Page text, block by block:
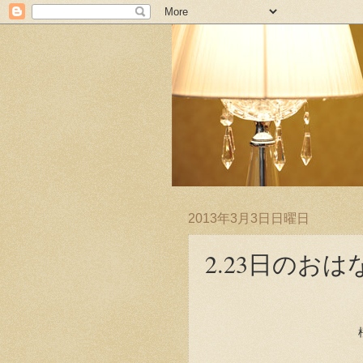
2013年3月3日日曜日
2.23日のおは